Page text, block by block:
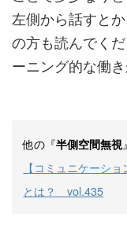
左側から話すと
の方も読んでく
ーニング的な働
他の『半側空間無視
【コミュニケーシ
とは？ vol.435